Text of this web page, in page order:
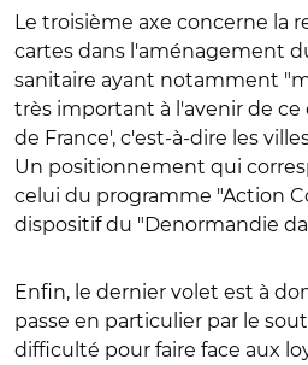
Le troisième axe concerne la
cartes dans l'aménagement
sanitaire ayant notamment
très important à l'avenir de ce
de France', c'est-à-dire les
Un positionnement qui
celui du programme "Action
dispositif du "Denormandie
Enfin, le dernier volet est à
passe en particulier par le
difficulté pour faire face aux